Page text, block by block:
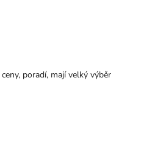
poradí, mají velký výběr